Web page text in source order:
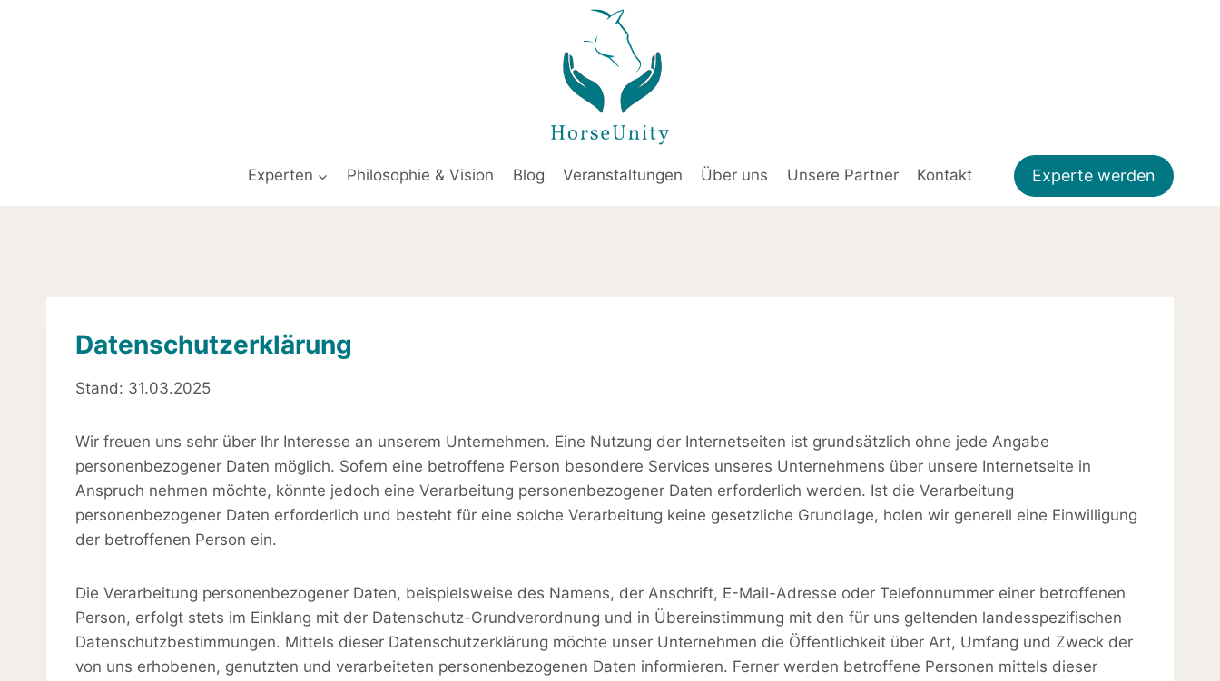
Experten Philosophie & Vision Blog Veranstaltungen Über uns Unsere Partner Kontakt Experte werden
Datenschutzerklärung
Stand: 31.03.2025
Wir freuen uns sehr über Ihr Interesse an unserem Unternehmen. Eine Nutzung der Internetseiten ist grundsätzlich ohne jede Angabe
personenbezogener Daten möglich. Sofern eine betroffene Person besondere Services unseres Unternehmens über unsere Internetseite in
Anspruch nehmen möchte, könnte jedoch eine Verarbeitung personenbezogener Daten erforderlich werden. Ist die Verarbeitung
personenbezogener Daten erforderlich und besteht für eine solche Verarbeitung keine gesetzliche Grundlage, holen wir generell eine Einwilligung
der betroffenen Person ein.
Die Verarbeitung personenbezogener Daten, beispielsweise des Namens, der Anschrift, E-Mail-Adresse oder Telefonnummer einer betroffenen
Person, erfolgt stets im Einklang mit der Datenschutz-Grundverordnung und in Übereinstimmung mit den für uns geltenden landesspezifischen
Datenschutzbestimmungen. Mittels dieser Datenschutzerklärung möchte unser Unternehmen die Öffentlichkeit über Art, Umfang und Zweck der
von uns erhobenen, genutzten und verarbeiteten personenbezogenen Daten informieren. Ferner werden betroffene Personen mittels dieser